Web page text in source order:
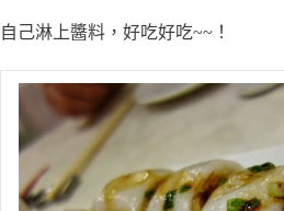
自己淋上醬料，好吃好吃~~！